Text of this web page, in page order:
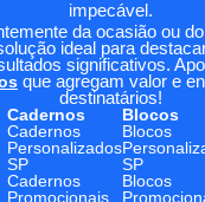
impecável.
da ocasião ou
ideal para
significativos.
que agregam valor e
destinatários!
Cadernos Blocos
Cadernos
Personalizados
SP
Blocos
SP
Cadernos
Promocionais
Blocos